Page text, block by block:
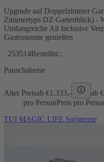
Upgrade auf Doppelzimmer
Zimmertyps DZ Gartenblick) -
Umfangreiche All Inclusive
Gastronomie genießen
253514Bestellnr.:
Pauschalreise
Alter Preisab €1.333,- ab €
pro PersonPreis pro
TUI MAGIC LIFE Sarigerme